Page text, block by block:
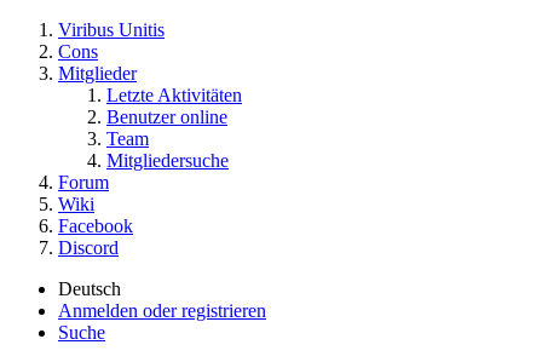
Viribus Unitis
Cons
Mitglieder
Letzte Aktivitäten
Benutzer online
Team
Mitgliedersuche
Forum
Wiki
Facebook
Discord
Deutsch
Anmelden oder registrieren
Suche